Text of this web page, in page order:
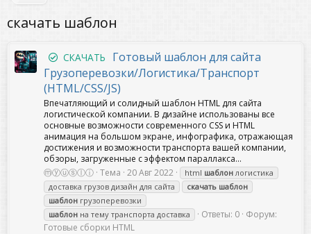
скачать шаблон
СКАЧАТЬ
Готовый шаблон для сайта
Грузоперевозки/Логистика/Транспорт
(HTML/CSS/JS)
Впечатляющий и солидный шаблон HTML для сайта
логистической компании. В дизайне использованы все
основные возможности современного CSS и HTML
анимация на большом экране, инфографика, отражающая
достижения и возможности транспорта вашей компании,
обзоры, загруженные с эффектом параллакса...
ⓜⓨⓤⓢⓛⓘ Тема 20 Авг 2022 html шаблон логистика
доставка грузов дизайн для сайта
скачать шаблон
шаблон грузоперевозки
шаблон на тему транспорта доставка Ответы: 0 Форум:
Готовые сборки HTML